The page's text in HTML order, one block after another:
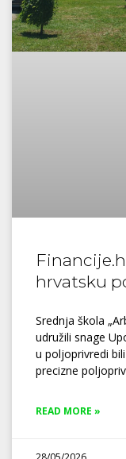
hrvatsku
Srednja škola
udružili snage
u poljoprivredi
precizne
READ MORE »